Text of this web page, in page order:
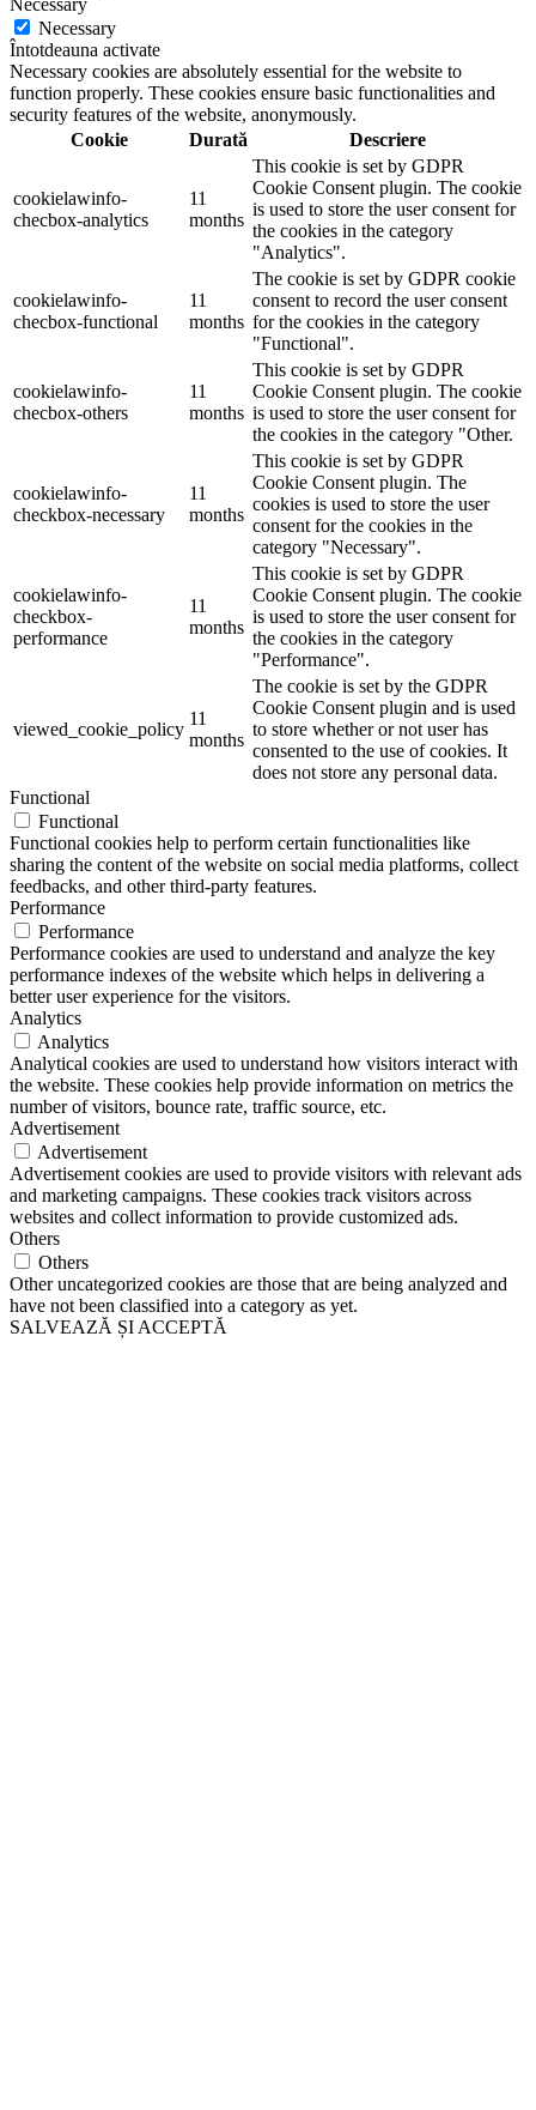
Necessary
Întotdeauna activate
Necessary cookies are absolutely essential for the website to
function properly. These cookies ensure basic functionalities and
security features of the website, anonymously.
Cookie
Durată Descriere
cookielawinfo-
checbox-analytics
11
months
This cookie is set by GDPR
Cookie Consent plugin. The cookie
is used to store the user consent for
the cookies in the category
"Analytics".
cookielawinfo-
checbox-functional
11
months
The cookie is set by GDPR cookie
consent to record the user consent
for the cookies in the category
"Functional".
cookielawinfo-
checbox-others
11
months
This cookie is set by GDPR
Cookie Consent plugin. The cookie
is used to store the user consent for
the cookies in the category "Other.
cookielawinfo-
checkbox-necessary
11
months
This cookie is set by GDPR
Cookie Consent plugin. The
cookies is used to store the user
consent for the cookies in the
category "Necessary".
cookielawinfo-
checkbox-
performance
11
months
This cookie is set by GDPR
Cookie Consent plugin. The cookie
is used to store the user consent for
the cookies in the category
"Performance".
viewed_cookie_policy
11
months
The cookie is set by the GDPR
Cookie Consent plugin and is used
to store whether or not user has
consented to the use of cookies. It
does not store any personal data.
Functional
Functional
Functional cookies help to perform certain functionalities like
sharing the content of the website on social media platforms, collect
feedbacks, and other third-party features.
Performance
Performance
Performance cookies are used to understand and analyze the key
performance indexes of the website which helps in delivering a
better user experience for the visitors.
Analytics
Analytics
Analytical cookies are used to understand how visitors interact with
the website. These cookies help provide information on metrics the
number of visitors, bounce rate, traffic source, etc.
Advertisement
Advertisement
Advertisement cookies are used to provide visitors with relevant ads
and marketing campaigns. These cookies track visitors across
websites and collect information to provide customized ads.
Others
Others
Other uncategorized cookies are those that are being analyzed and
have not been classified into a category as yet.
SALVEAZĂ ȘI ACCEPTĂ